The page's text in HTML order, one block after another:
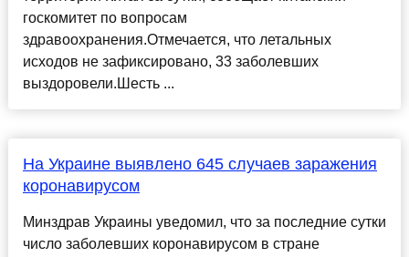
госкомитет по вопросам
здравоохранения.Отмечается, что летальных
исходов не зафиксировано, 33 заболевших
выздоровели.Шесть ...
На Украине выявлено 645 случаев заражения
коронавирусом
Минздрав Украины уведомил, что за последние сутки
число заболевших коронавирусом в стране